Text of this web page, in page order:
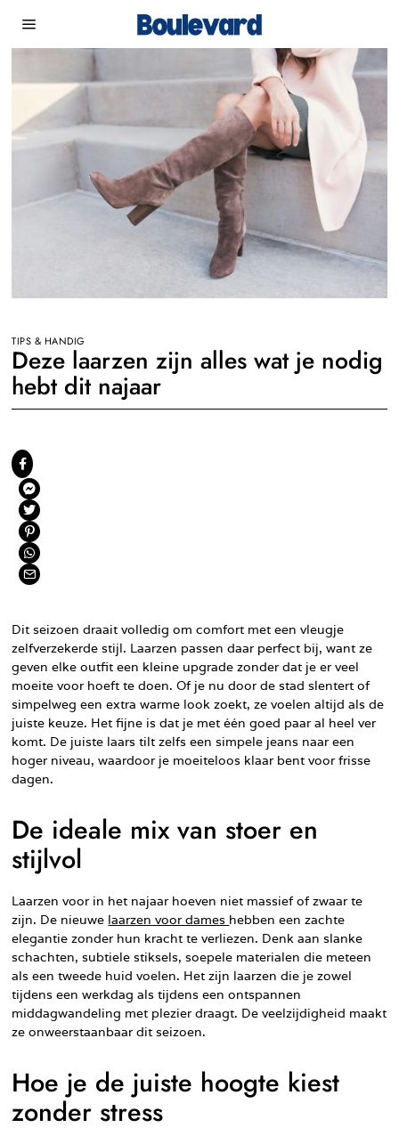
TIPS & HANDIG
Deze laarzen zijn alles wat je nodig
hebt dit najaar
Dit seizoen draait volledig om comfort met een vleugje
zelfverzekerde stijl. Laarzen passen daar perfect bij, want ze
geven elke outfit een kleine upgrade zonder dat je er veel
moeite voor hoeft te doen. Of je nu door de stad slentert of
simpelweg een extra warme look zoekt, ze voelen altijd als de
juiste keuze. Het fijne is dat je met één goed paar al heel ver
komt. De juiste laars tilt zelfs een simpele jeans naar een
hoger niveau, waardoor je moeiteloos klaar bent voor frisse
dagen.
De ideale mix van stoer en
stijlvol
Laarzen voor in het najaar hoeven niet massief of zwaar te
zijn. De nieuwe laarzen voor dames hebben een zachte
elegantie zonder hun kracht te verliezen. Denk aan slanke
schachten, subtiele stiksels, soepele materialen die meteen
als een tweede huid voelen. Het zijn laarzen die je zowel
tijdens een werkdag als tijdens een ontspannen
middagwandeling met plezier draagt. De veelzijdigheid maakt
ze onweerstaanbaar dit seizoen.
Hoe je de juiste hoogte kiest
zonder stress